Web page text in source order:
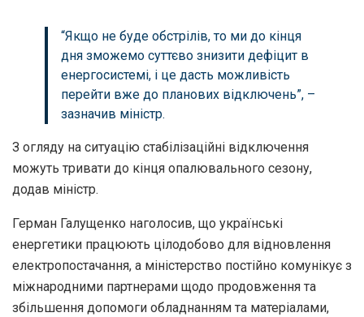
“Якщо не буде обстрілів, то ми до кінця
дня зможемо суттєво знизити дефіцит в
енергосистемі, і це дасть можливість
перейти вже до планових відключень”, –
зазначив міністр.
З огляду на ситуацію стабілізаційні відключення
можуть тривати до кінця опалювального сезону,
додав міністр.
Герман Галущенко наголосив, що українські
енергетики працюють цілодобово для відновлення
електропостачання, а міністерство постійно комунікує з
міжнародними партнерами щодо продовження та
збільшення допомоги обладнанням та матеріалами,